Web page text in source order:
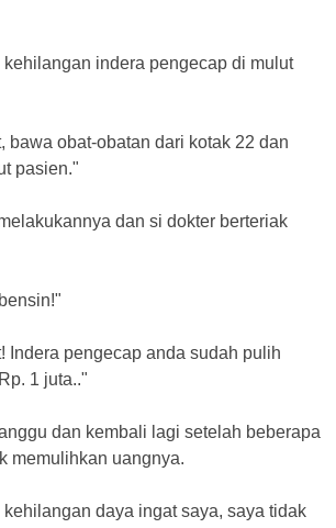
kehilangan indera pengecap di mulut
bawa obat-obatan dari kotak 22 dan
pasien."
dan si dokter berteriak
Indera pengecap anda sudah pulih
1 juta.."
dan kembali lagi setelah beberapa
memulihkan uangnya.
daya ingat saya, saya tidak